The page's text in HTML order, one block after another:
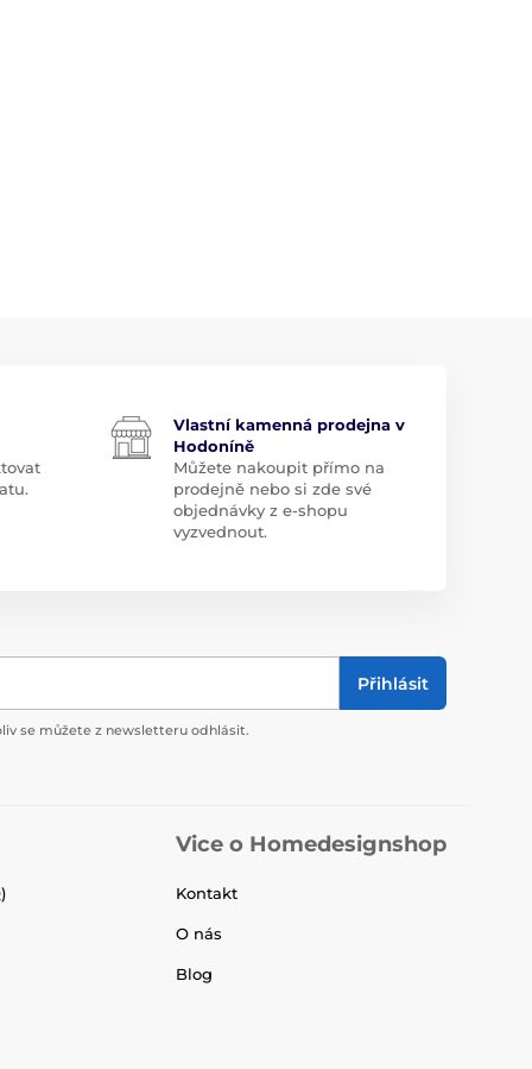
Vlastní kamenná prodejna v
Hodoníně
Můžete nakoupit přímo na
prodejně nebo si zde své
objednávky z e-shopu
vyzvednout.
Přihlásit
se můžete z newsletteru odhlásit.
Vice o Homedesignshop
Kontakt
O nás
Blog